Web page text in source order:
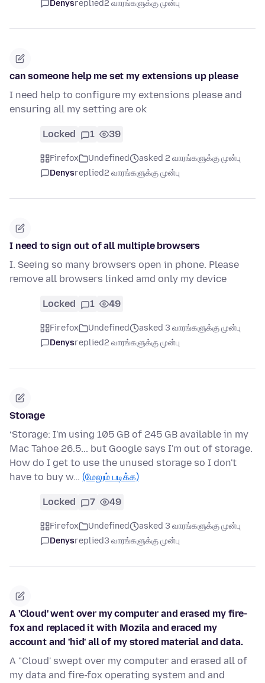
Denysreplied2 வாரங்களுக்கு முன்பு
can someone help me set my extensions up please
I need help to configure my extensions please and
ensuring all my setting are ok
Locked 1 39
Firefox Undefined
asked 2 வாரங்களுக்கு முன்பு
Denysreplied2 வாரங்களுக்கு முன்பு
I need to sign out of all multiple browsers
I. Seeing so many browsers open in phone. Please
remove all browsers linked amd only my device
Locked 1 49
Firefox Undefined
asked 3 வாரங்களுக்கு முன்பு
Denysreplied2 வாரங்களுக்கு முன்பு
Storage
‘Storage: I'm using 105 GB of 245 GB available in my
Mac Tahoe 26.5... but Google says I'm out of storage.
How do I get to use the unused storage so I don't
have to buy w… (மேலும் படிக்க)
Locked 7 49
Firefox Undefined
asked 3 வாரங்களுக்கு முன்பு
Denysreplied3 வாரங்களுக்கு முன்பு
A 'Cloud' went over my computer and erased my fire-
fox and replaced it with Mozila and eraced my
account and 'hid' all of my stored material and data.
A "Cloud' swept over my computer and erased all of
my data and fire-fox operating system and and